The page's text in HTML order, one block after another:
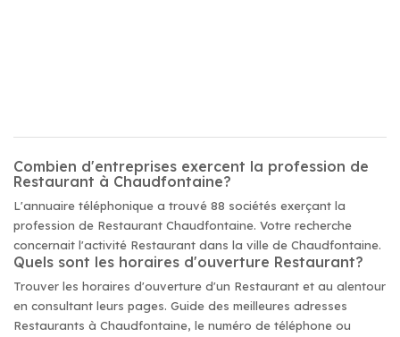
Combien d'entreprises exercent la profession de
Restaurant à Chaudfontaine?
L'annuaire téléphonique a trouvé 88 sociétés exerçant la
profession de Restaurant Chaudfontaine. Votre recherche
concernait l'activité Restaurant dans la ville de Chaudfontaine.
Quels sont les horaires d'ouverture Restaurant?
Trouver les horaires d'ouverture d'un Restaurant et au alentour
en consultant leurs pages. Guide des meilleures adresses
Restaurants à Chaudfontaine, le numéro de téléphone ou